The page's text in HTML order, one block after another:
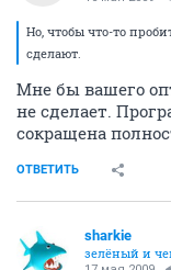
Но, чтобы что-то
сделают.
Мне бы вашего
не сделает.
сокращена
ОТВЕТИТЬ
sharkie
зелёный и